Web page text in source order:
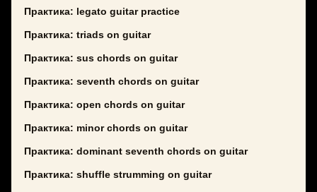
Практика: legato guitar practice
Практика: triads on guitar
Практика: sus chords on guitar
Практика: seventh chords on guitar
Практика: open chords on guitar
Практика: minor chords on guitar
Практика: dominant seventh chords on guitar
Практика: shuffle strumming on guitar